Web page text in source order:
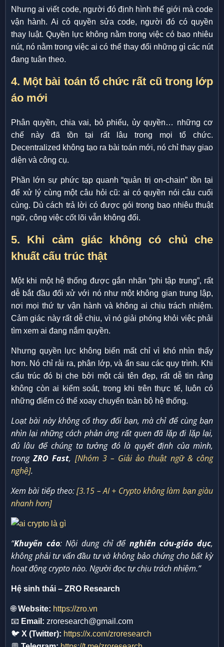
Nhưng ai viết code, người đó định hình thế giới mà code
vận hành. Ai có quyền sửa code, người đó có quyền
thay luật. Quyền lực không nằm trong việc có bao nhiêu
nút, nó nằm trong việc ai có thể thay đổi những gì các nút
đang tuân theo.
4. Một bài toán tổ chức rất cũ trong lớp
áo mới
Phân quyền, chia vai, bỏ phiếu, ủy quyền… những cơ
chế này đã tồn tại rất lâu trong mọi tổ chức.
Decentralized không tạo ra bài toán mới, nó chỉ thay giao
diện và công cụ.
Phần lớn sự phức tạp quanh “quản trị on-chain” tồn tại
để xử lý cùng một câu hỏi cũ: ai có quyền nói câu cuối
cùng. Dù cách trả lời có được gói trong bao nhiêu thuật
ngữ, công việc cốt lõi vẫn không đổi.
5. Khi cảm giác không có chủ che
khuất cấu trúc thật
Một khi một hệ thống được gắn nhãn “phi tập trung”, rất
dễ bắt đầu đối xử với nó như một không gian trung lập,
nơi mọi thứ tự vận hành và không ai chịu trách nhiệm.
Cảm giác này rất dễ chịu, vì nó giải phóng khỏi việc phải
tìm xem ai đang nắm quyền.
Nhưng quyền lực không biến mất chỉ vì khó nhìn thấy
hơn. Nó chỉ rải ra, phân lớp, và ẩn sau các quy trình. Khi
cấu trúc đó bị che bởi một cái tên đẹp, rất dễ tin rằng
không còn ai kiểm soát, trong khi trên thực tế, luôn có
những điểm có thể xoay chuyển toàn bộ hệ thống.
Loạt bài này không cố thay đổi bạn, mà chỉ để cùng bạn
nhìn lại những cách phản ứng rất quen đã lặp đi lặp lại,
đủ lâu để chúng ta tưởng đó là quyết định của mình,
trongZRO Fast, [Nhóm 3 – Giải ảo thuật ngữ & công
nghệ].
Xem bài tiếp theo:[3.15 – AI + Crypto không làm bạn giàu
nhanh hơn]
“Khuyến cáo: Nội dung chỉ để nghiên cứu-giáo dục,
không phải tư vấn đầu tư và không bảo chứng cho bất kỳ
hoạt động crypto nào. Người đọc tự chịu trách nhiệm.”
Hệ sinh thái – ZRO Research
🌐 Website: https://zro.vn
📧 Email: zroresearch@gmail.com
🐦 X (Twitter): https://x.com/zroresearch